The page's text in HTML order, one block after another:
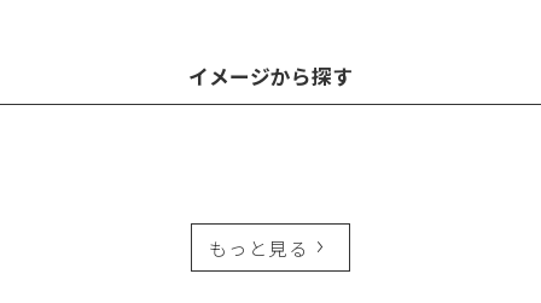
イメージから探す
もっと見る